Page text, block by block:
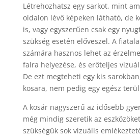
Létrehozhatsz egy sarkot, mint
oldalon lévő képeken látható, de
is, vagy egyszerűen csak egy
szükség esetén előveszel. A
számára hasznos lehet az
falra helyezése, és erőteljes
De ezt megteheti egy kis
kosara, nem pedig egy egész
A kosár nagyszerű az idősebb
még mindig szeretik az
szükségük sok vizuális